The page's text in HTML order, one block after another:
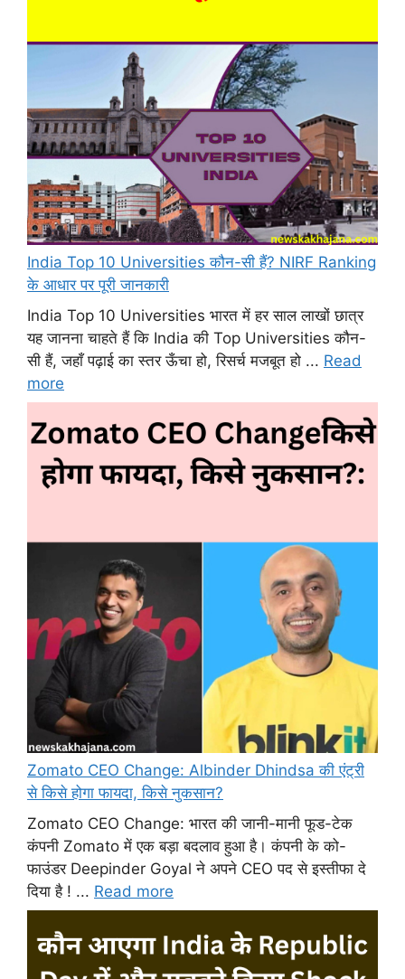
India Top 10 Universities कौन-सी हैं? NIRF Ranking
के आधार पर पूरी जानकारी
India Top 10 Universities भारत में हर साल लाखों छात्र
यह जानना चाहते हैं कि India की Top Universities कौन-
सी हैं, जहाँ पढ़ाई का स्तर ऊँचा हो, रिसर्च मजबूत हो ... Read
more
Zomato CEO Change: Albinder Dhindsa की एंट्री
से किसे होगा फायदा, किसे नुकसान?
Zomato CEO Change: भारत की जानी-मानी फूड-टेक
कंपनी Zomato में एक बड़ा बदलाव हुआ है। कंपनी के को-
फाउंडर Deepinder Goyal ने अपने CEO पद से इस्तीफा दे
दिया है ! ... Read more